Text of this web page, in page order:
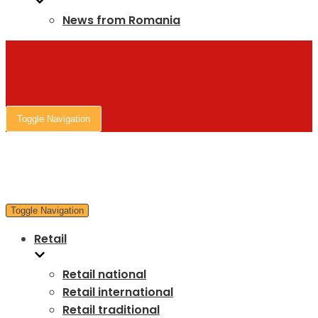
News from Romania
Toggle Navigation
Toggle Navigation
Retail
Retail national
Retail international
Retail traditional